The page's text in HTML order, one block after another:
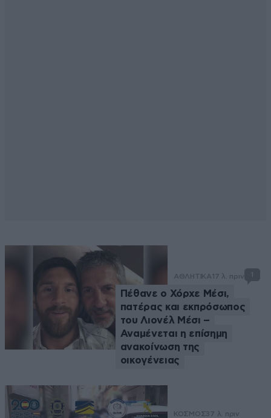
ΑΘΛΗΤΙΚΑ 17 λ. πριν 1
Πέθανε ο Χόρχε Μέσι,
πατέρας και εκπρόσωπος
του Λιονέλ Μέσι –
Αναμένεται η επίσημη
ανακοίνωση της
οικογένειας
ΚΟΣΜΟΣ37 λ. πριν